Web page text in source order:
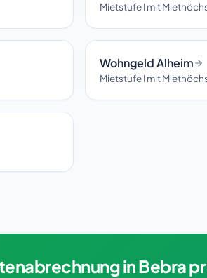
Mietstufe I mit
Wohngeld Alheim
Mietstufe I mit
in Bebra